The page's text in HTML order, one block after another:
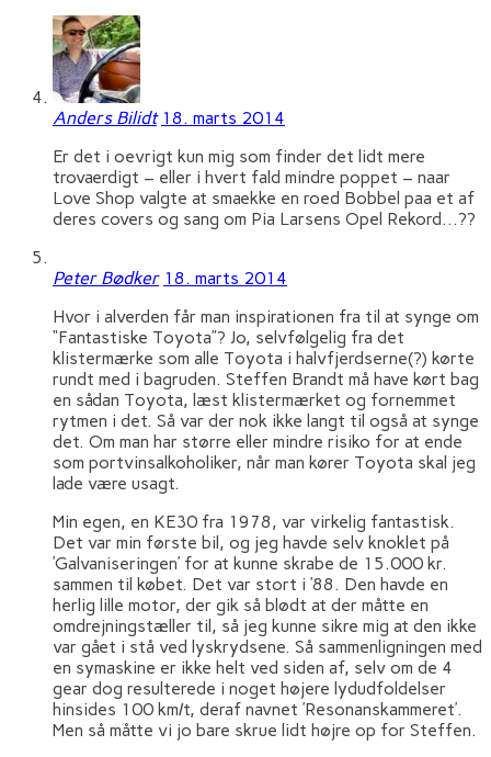
Anders Bilidt 18. marts 2014
Er det i oevrigt kun mig som finder det lidt mere
trovaerdigt – eller i hvert fald mindre poppet – naar
Love Shop valgte at smaekke en roed Bobbel paa et af
deres covers og sang om Pia Larsens Opel Rekord…??
Peter Bødker 18. marts 2014
Hvor i alverden får man inspirationen fra til at synge om
“Fantastiske Toyota”? Jo, selvfølgelig fra det
klistermærke som alle Toyota i halvfjerdserne(?) kørte
rundt med i bagruden. Steffen Brandt må have kørt bag
en sådan Toyota, læst klistermærket og fornemmet
rytmen i det. Så var der nok ikke langt til også at synge
det. Om man har større eller mindre risiko for at ende
som portvinsalkoholiker, når man kører Toyota skal jeg
lade være usagt.
Min egen, en KE30 fra 1978, var virkelig fantastisk.
Det var min første bil, og jeg havde selv knoklet på
’Galvaniseringen’ for at kunne skrabe de 15.000 kr.
sammen til købet. Det var stort i ’88. Den havde en
herlig lille motor, der gik så blødt at der måtte en
omdrejningstæller til, så jeg kunne sikre mig at den ikke
var gået i stå ved lyskrydsene. Så sammenligningen med
en symaskine er ikke helt ved siden af, selv om de 4
gear dog resulterede i noget højere lydudfoldelser
hinsides 100 km/t, deraf navnet ’Resonanskammeret’.
Men så måtte vi jo bare skrue lidt højre op for Steffen.